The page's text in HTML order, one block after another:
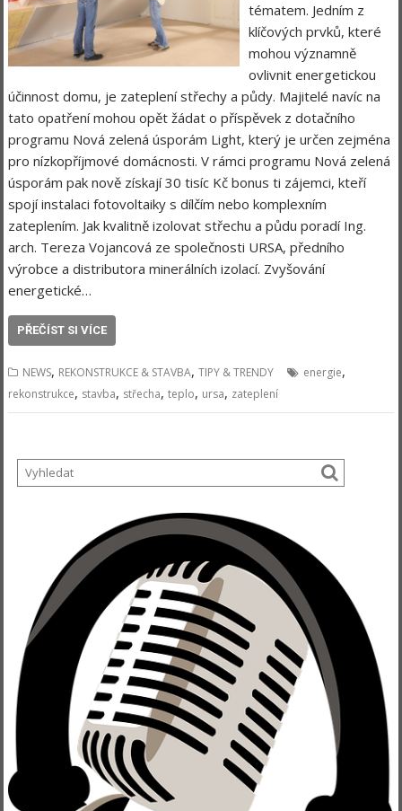
tématem. Jedním z
klíčových prvků, které
mohou významně
ovlivnit energetickou
účinnost domu, je zateplení střechy a půdy. Majitelé navíc na
tato opatření mohou opět žádat o příspěvek z dotačního
programu Nová zelená úsporám Light, který je určen zejména
pro nízkopříjmové domácnosti. V rámci programu Nová zelená
úsporám pak nově získají 30 tisíc Kč bonus ti zájemci, kteří
spojí instalaci fotovoltaiky s dílčím nebo komplexním
zateplením. Jak kvalitně izolovat střechu a půdu poradí Ing.
arch. Tereza Vojancová ze společnosti URSA, předního
výrobce a distributora minerálních izolací. Zvyšování
energetické…
PŘEČÍST SI VÍCE
NEWS, REKONSTRUKCE & STAVBA,TIPY & TRENDY energie,
rekonstrukce, stavba, střecha,teplo, ursa, zateplení